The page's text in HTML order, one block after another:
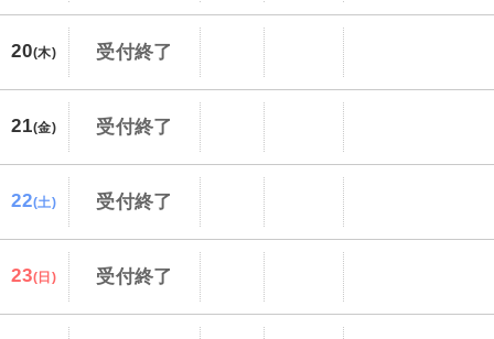
20(木) 受付終了
21(金) 受付終了
22(土) 受付終了
23(日) 受付終了